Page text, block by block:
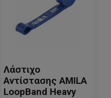
Λάστιχο
Αντίστασης AMILA
LoopBand Heavy